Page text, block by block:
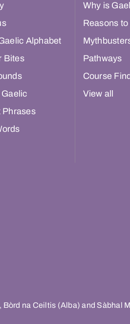
Alphabet
Bites
Phrases
Why is
Reasons to
Pathways
Course
View all
na Ceiltis (Alba) and Sàbhal